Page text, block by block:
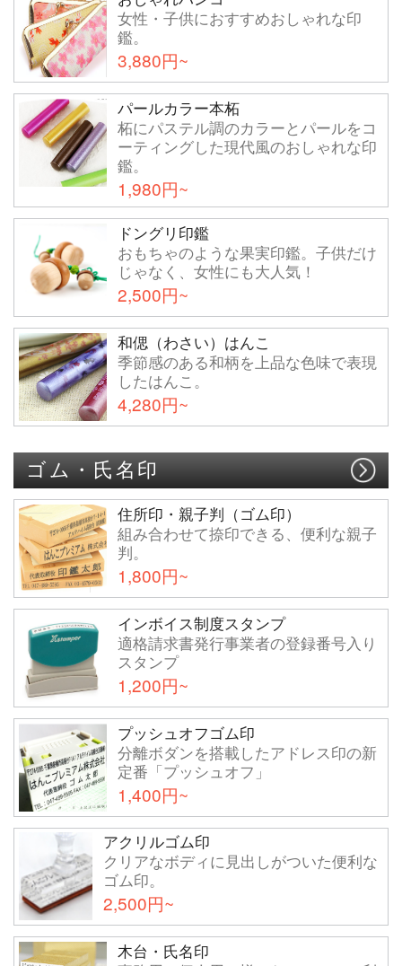
女性・子供におすすめおしゃれな印
鑑。
3,880円~
パールカラー本柘
柘にパステル調のカラーとパールをコ
ーティングした現代風のおしゃれな印
鑑。
1,980円~
ドングリ印鑑
おもちゃのような果実印鑑。子供だけ
じゃなく、女性にも大人気！
2,500円~
和偲（わさい）はんこ
季節感のある和柄を上品な色味で表現
したはんこ。
4,280円~
ゴム・氏名印
住所印・親子判（ゴム印）
組み合わせて捺印できる、便利な親子
判。
1,800円~
インボイス制度スタンプ
適格請求書発行事業者の登録番号入り
スタンプ
1,200円~
プッシュオフゴム印
分離ボダンを搭載したアドレス印の新
定番「プッシュオフ」
1,400円~
アクリルゴム印
クリアなボディに見出しがついた便利な
ゴム印。
2,500円~
木台・氏名印